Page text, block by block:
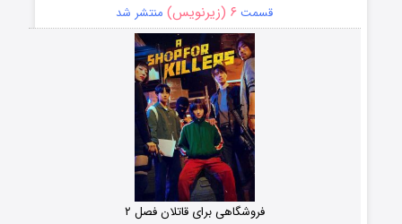
قسمت ۶ (زیرنویس) منتشر شد
فروشگاهی برای قاتلان فصل ۲